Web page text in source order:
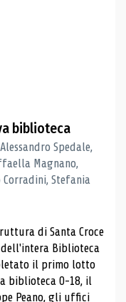
biblioteca
Spedale,
Magnano,
Corradini, Stefania
di Santa Croce
dell'intera Biblioteca
il primo lotto
biblioteca 0-18, il
Peano, gli uffici